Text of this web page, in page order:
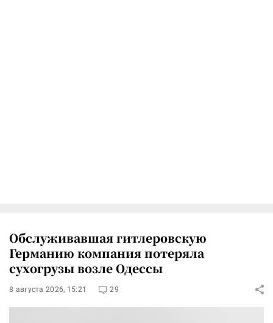
Обслуживавшая гитлеровскую
Германию компания потеряла
сухогрузы возле Одессы
8 августа 2026, 15:21 29